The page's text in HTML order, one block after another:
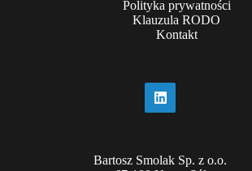
Polityka prywatności
Klauzula RODO
Kontakt
Bartosz Smolak Sp. z o.o.